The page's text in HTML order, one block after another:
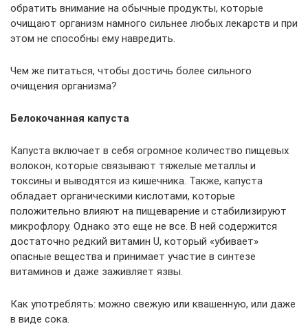
обратить внимание на обычные продукты, которые
очищают организм намного сильнее любых лекарств и при
этом не способны ему навредить.
Чем же питаться, чтобы достичь более сильного
очищения организма?
Белокочанная капуста
Капуста включает в себя огромное количество пищевых
волокон, которые связывают тяжелые металлы и
токсины и выводятся из кишечника. Также, капуста
обладает органическими кислотами, которые
положительно влияют на пищеварение и стабилизируют
микрофлору. Однако это еще не все. В ней содержится
достаточно редкий витамин U, который «убивает»
опасные вещества и принимает участие в синтезе
витаминов и даже заживляет язвы.
Как употреблять: можно свежую или квашенную, или даже
в виде сока.